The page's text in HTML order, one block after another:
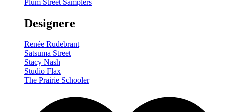
Designere
Renée Rudebrant
Satsuma Street
Stacy Nash
Studio Flax
The Prairie Schooler